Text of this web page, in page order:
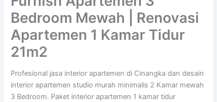
Bedroom Mewah | Renovasi
Apartemen 1 Kamar Tidur
21m2
Profesional jasa interior apartemen di Cinangka dan desain
interior apartemen studio murah minimalis 2 Kamar mewah
3 Bedroom. Paket interior apartemen 1 kamar tidur